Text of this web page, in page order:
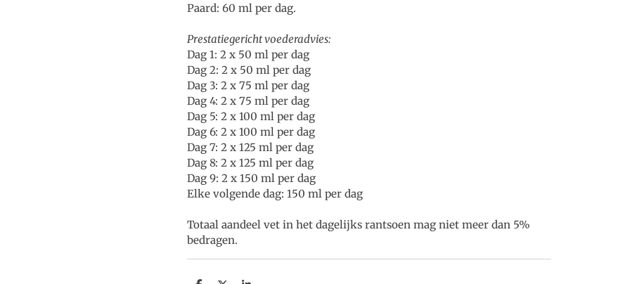
Paard: 60 ml per dag.
Prestatiegericht voederadvies:
Dag 1: 2 x 50 ml per dag
Dag 2: 2 x 50 ml per dag
Dag 3: 2 x 75 ml per dag
Dag 4: 2 x 75 ml per dag
Dag 5: 2 x 100 ml per dag
Dag 6: 2 x 100 ml per dag
Dag 7: 2 x 125 ml per dag
Dag 8: 2 x 125 ml per dag
Dag 9: 2 x 150 ml per dag
Elke volgende dag: 150 ml per dag
Totaal aandeel vet in het dagelijks rantsoen mag niet meer dan 5%
bedragen.